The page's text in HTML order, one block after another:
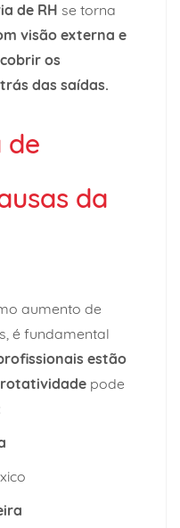
de RH se torna
visão externa e
os
das saídas.
de
da
aumento de
é fundamental
estão
rotatividade pode